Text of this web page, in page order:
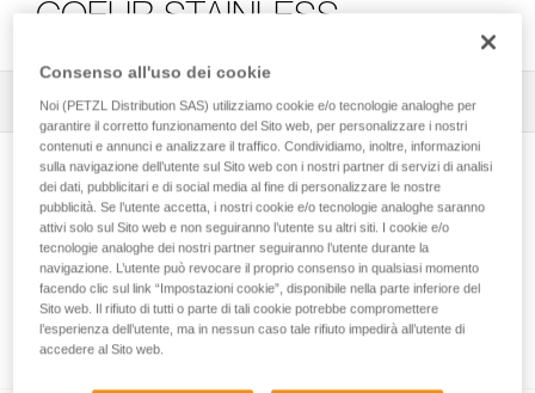
COEUR STAINLESS
Tutti i consigli tecnici 2 Filtro
Slackline con gli ancoraggi COEUR PULSE e
COEUR BOLT
Consenso all'uso dei cookie
Noi (PETZL Distribution SAS) utilizziamo cookie e/o tecnologie analoghe per
garantire il corretto funzionamento del Sito web, per personalizzare i nostri
contenuti e annunci e analizzare il traffico. Condividiamo, inoltre, informazioni
sulla navigazione dell’utente sul Sito web con i nostri partner di servizi di analisi
dei dati, pubblicitari e di social media al fine di personalizzare le nostre
pubblicità. Se l’utente accetta, i nostri cookie e/o tecnologie analoghe saranno
attivi solo sul Sito web e non seguiranno l’utente su altri siti. I cookie e/o
tecnologie analoghe dei nostri partner seguiranno l’utente durante la
navigazione. L’utente può revocare il proprio consenso in qualsiasi momento
facendo clic sul link “Impostazioni cookie”, disponibile nella parte inferiore del
Sito web. Il rifiuto di tutti o parte di tali cookie potrebbe compromettere
l’esperienza dell’utente, ma in nessun caso tale rifiuto impedirà all’utente di
accedere al Sito web.